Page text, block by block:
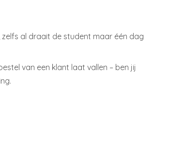
al draait de student maar één dag
van een klant laat vallen – ben jij